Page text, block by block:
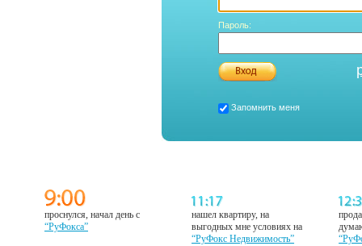
Пароль:
Запомнить меня
проснулся, начал день с
“РуФокса”
нашел квартиру, на
выгодных мне условиях на
“РуФокс Недвижимость”